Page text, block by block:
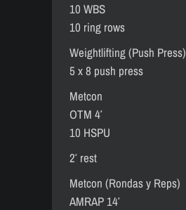
10 WBS
10 ring rows
Weightlifting (Push Press)
5 x 8 push press
Metcon
OTM 4′
10 HSPU
2′ rest
Metcon (Rondas y Reps)
AMRAP 14′